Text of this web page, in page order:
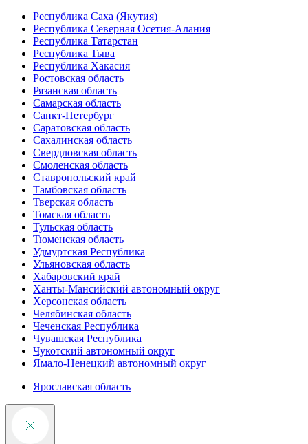
Республика Саха (Якутия)
Республика Северная Осетия-Алания
Республика Татарстан
Республика Тыва
Республика Хакасия
Ростовская область
Рязанская область
Самарская область
Санкт-Петербург
Саратовская область
Сахалинская область
Свердловская область
Смоленская область
Ставропольский край
Тамбовская область
Тверская область
Томская область
Тульская область
Тюменская область
Удмуртская Республика
Ульяновская область
Хабаровский край
Ханты-Мансийский автономный округ
Херсонская область
Челябинская область
Чеченская Республика
Чувашская Республика
Чукотский автономный округ
Ямало-Ненецкий автономный округ
Ярославская область